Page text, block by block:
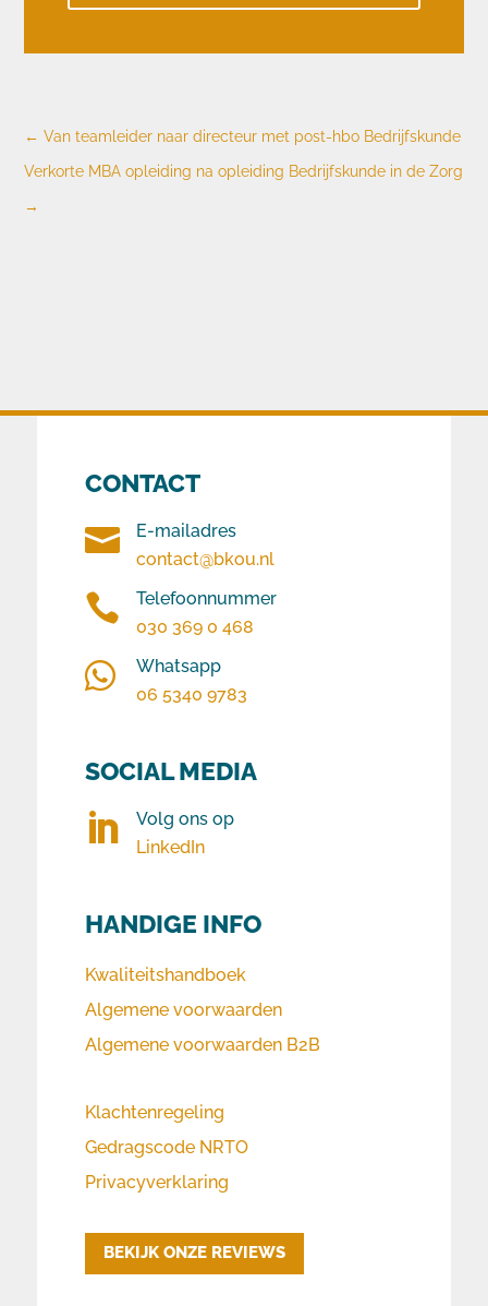
←Van teamleider naar directeur met post-hbo Bedrijfskunde
Verkorte MBA opleiding na opleiding Bedrijfskunde in de Zorg
→
CONTACT

E-mailadres
contact@bkou.nl

Telefoonnummer
030 369 0 468

Whatsapp
06 5340 9783
SOCIAL MEDIA

Volg ons op
LinkedIn
HANDIGE INFO
Kwaliteitshandboek
Algemene voorwaarden
Algemene voorwaarden B2B
Klachtenregeling
Gedragscode NRTO
Privacyverklaring
BEKIJK ONZE REVIEWS